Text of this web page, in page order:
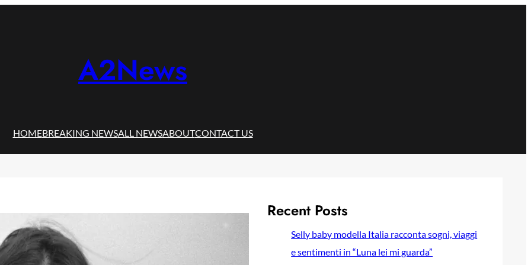
A2News
HOMEBREAKING NEWSALL NEWSABOUTCONTACT US
Recent Posts
Selly baby modella Italia racconta sogni, viaggi
e sentimenti in “Luna lei mi guarda”